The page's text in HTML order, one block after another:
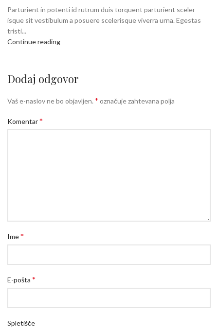
Parturient in potenti id rutrum duis torquent parturient sceler
isque sit vestibulum a posuere scelerisque viverra urna. Egestas
tristi...
Continue reading
Dodaj odgovor
Vaš e-naslov ne bo objavljen. * označuje zahtevana polja
Komentar*
Ime*
E-pošta *
Spletišče